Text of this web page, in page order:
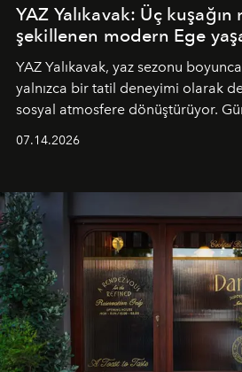
YAZ Yalıkavak: Üç kuşağın
şekillenen modern Ege
YAZ Yalıkavak, yaz sezonu
yalnızca bir tatil deneyimi olarak
sosyal atmosfere dönüştürüyor.
tematik gastronomi geceleri
Paylaşıma, lezzete ve müziğe
akşamlar, YAZ’ın sade lüks
geceye taşıyarak her hafta farklı
07.14.2026